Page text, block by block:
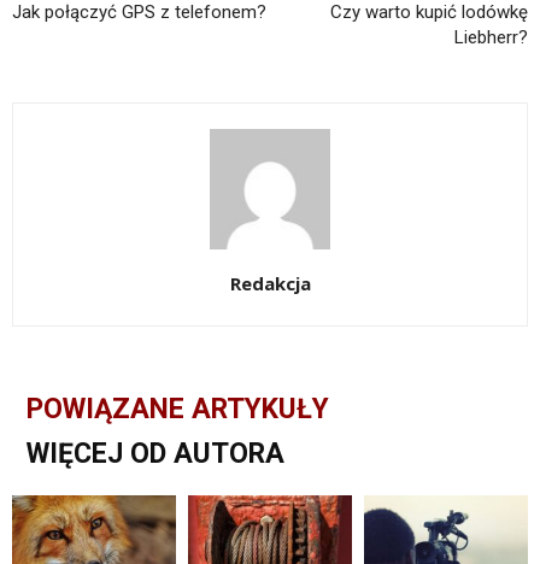
Jak połączyć GPS z telefonem?
Czy warto kupić lodówkę
Liebherr?
Redakcja
POWIĄZANE ARTYKUŁY
WIĘCEJ OD AUTORA